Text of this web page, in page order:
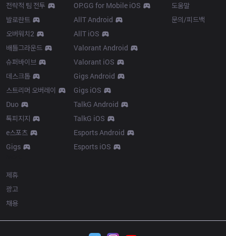
전략적 팀 전투
발로란트
오버워치2
배틀그라운드
슈퍼바이브
데스크톱
스트리머 오버레이
Duo
톡피지지
e스포츠
Gigs
OP.GG for Mobile iOS
AllT Android
AllT iOS
Valorant Android
Valorant iOS
Gigs Android
Gigs iOS
TalkG Android
TalkG iOS
Esports Android
Esports iOS
도움말
문의/피드백
제휴
광고
채용